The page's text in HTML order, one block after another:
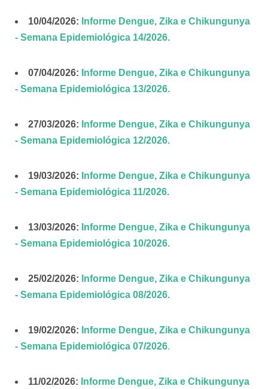
10/04/2026: Informe Dengue, Zika e Chikungunya
- Semana Epidemiológica 14/2026.
07/04/2026: Informe Dengue, Zika e Chikungunya
- Semana Epidemiológica 13/2026.
27/03/2026: Informe Dengue, Zika e Chikungunya
- Semana Epidemiológica 12/2026.
19/03/2026: Informe Dengue, Zika e Chikungunya
- Semana Epidemiológica 11/2026.
13/03/2026: Informe Dengue, Zika e Chikungunya
- Semana Epidemiológica 10/2026.
25/02/2026: Informe Dengue, Zika e Chikungunya
- Semana Epidemiológica 08/2026.
19/02/2026: Informe Dengue, Zika e Chikungunya
- Semana Epidemiológica 07/2026.
11/02/2026: Informe Dengue, Zika e Chikungunya